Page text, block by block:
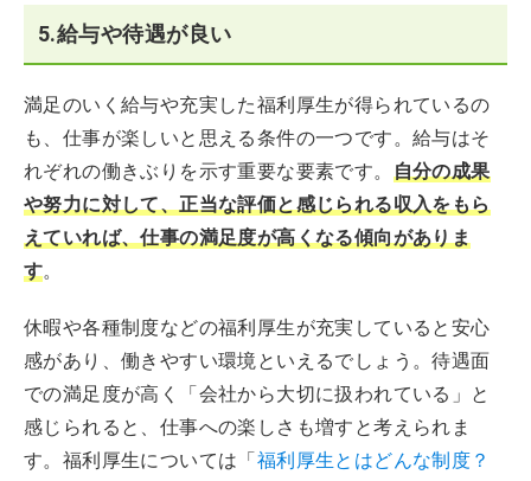
5.給与や待遇が良い
満足のいく給与や充実した福利厚生が得られているの
も、仕事が楽しいと思える条件の一つです。給与はそ
れぞれの働きぶりを示す重要な要素です。 自分の成果
や努力に対して、正当な評価と感じられる収入をもら
えていれば、仕事の満足度が高くなる傾向がありま
す。
休暇や各種制度などの福利厚生が充実していると安心
感があり、働きやすい環境といえるでしょう。待遇面
での満足度が高く「会社から大切に扱われている」と
感じられると、仕事への楽しさも増すと考えられま
す。福利厚生については「福利厚生とはどんな制度？